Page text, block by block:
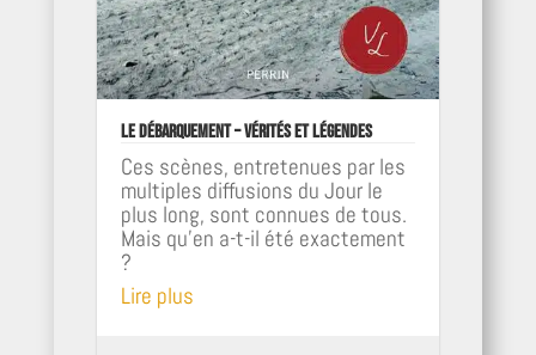
Le débarquement – Vérités et légendes
Ces scènes, entretenues par les
multiples diffusions du Jour le
plus long, sont connues de tous.
Mais qu'en a-t-il été exactement
?
Lire plus